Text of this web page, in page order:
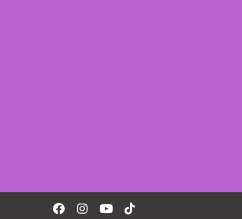
Facebook
Instagram
YoutubeTiktok